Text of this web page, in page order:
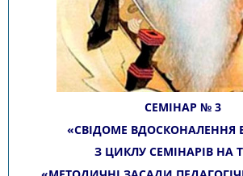
СЕМІНАР № 3
«СВІДОМЕ ВДОСКОНАЛЕННЯ
З ЦИКЛУ СЕМІНАРІВ НА